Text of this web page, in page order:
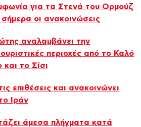
για τα Στενά του Ορμούζ
οι ανακοινώσεις
αναλαμβάνει την
περιοχές από το Καλό
το Σίσι
επιθέσεις και ανακοινώνει
Ιράν
άμεσα πλήγματα κατά